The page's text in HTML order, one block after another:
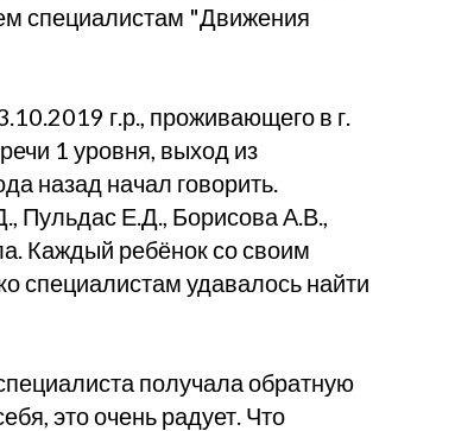
специалистам "Движения
г.р., проживающего в г.
1 уровня, выход из
назад начал говорить.
Пульдас Е.Д., Борисова А.В.,
Каждый ребёнок со своим
специалистам удавалось найти
получала обратную
это очень радует. Что